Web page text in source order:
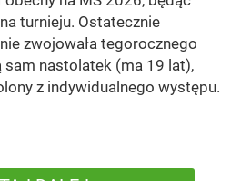
turnieju. Ostatecznie
zwojowała tegorocznego
sam nastolatek (ma 19 lat),
z indywidualnego występu.